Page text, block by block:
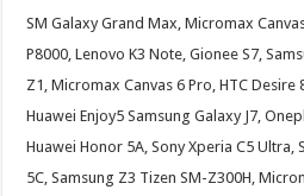
SM Galaxy Grand Max, Micromax
P8000, Lenovo K3 Note, Gionee S7,
Z1, Micromax Canvas 6 Pro, HTC Desire
Huawei Enjoy5 Samsung Galaxy J7,
Huawei Honor 5A, Sony Xperia C5 Ultra,
5C, Samsung Z3 Tizen SM-Z300H,